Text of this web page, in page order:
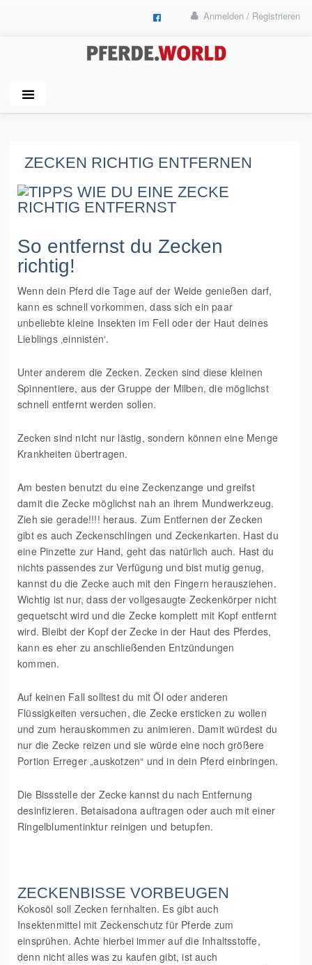
Anmelden / Registrieren
ZECKEN RICHTIG ENTFERNEN
So entfernst du Zecken
richtig!
Wenn dein Pferd die Tage auf der Weide genießen darf,
kann es schnell vorkommen, dass sich ein paar
unbeliebte kleine Insekten im Fell oder der Haut deines
Lieblings ‚einnisten‘.
Unter anderem die Zecken. Zecken sind diese kleinen
Spinnentiere, aus der Gruppe der Milben, die möglichst
schnell entfernt werden sollen.
Zecken sind nicht nur lästig, sondern können eine Menge
Krankheiten übertragen.
Am besten benutzt du eine Zeckenzange und greifst
damit die Zecke möglichst nah an ihrem Mundwerkzeug.
Zieh sie gerade!!!! heraus. Zum Entfernen der Zecken
gibt es auch Zeckenschlingen und Zeckenkarten. Hast du
eine Pinzette zur Hand, geht das natürlich auch. Hast du
nichts passendes zur Verfügung und bist mutig genug,
kannst du die Zecke auch mit den Fingern herausziehen.
Wichtig ist nur, dass der vollgesaugte Zeckenkörper nicht
gequetscht wird und die Zecke komplett mit Kopf entfernt
wird. Bleibt der Kopf der Zecke in der Haut des Pferdes,
kann es eher zu anschließenden Entzündungen
kommen.
Auf keinen Fall solltest du mit Öl oder anderen
Flüssigkeiten versuchen, die Zecke ersticken zu wollen
und zum herauskommen zu animieren. Damit würdest du
nur die Zecke reizen und sie würde eine noch größere
Portion Erreger „auskotzen“ und in dein Pferd einbringen.
Die Bissstelle der Zecke kannst du nach Entfernung
desinfizieren. Betaisadona auftragen oder auch mit einer
Ringelblumentinktur reinigen und betupfen.
ZECKENBISSE VORBEUGEN
Kokosöl soll Zecken fernhalten. Es gibt auch
Insektenmittel mit Zeckenschutz für Pferde zum
einsprühen. Achte hierbei immer auf die Inhaltsstoffe,
denn nicht alles was zu kaufen gibt, ist auch